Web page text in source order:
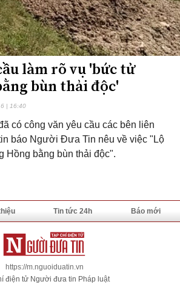
làm rõ vụ 'bức tử
bùn thải độc'
| 16:40
có công văn yêu cầu các bên liên
báo Người Đưa Tin nêu về việc "Lộ
Hồng bằng bùn thải độc".
Tin tức 24h Báo mới
https://m.nguoiduatin.vn
điện tử Người đưa tin Pháp luật